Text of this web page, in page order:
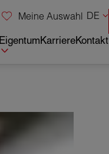
Meine Auswahl DE
KarriereKontakt